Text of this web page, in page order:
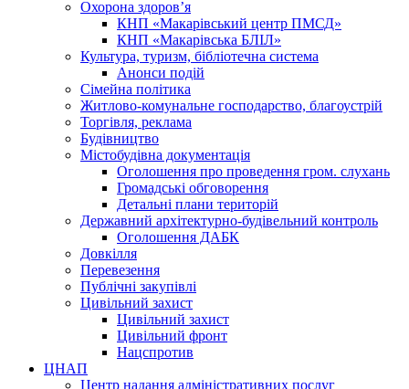
Охорона здоров’я
КНП «Макарівський центр ПМСД»
КНП «Макарівська БЛІЛ»
Культура, туризм, бібліотечна система
Анонси подій
Сімейна політика
Житлово-комунальне господарство, благоустрій
Торгівля, реклама
Будівництво
Містобудівна документація
Оголошення про проведення гром. слухань
Громадські обговорення
Детальні плани територій
Державний архітектурно-будівельний контроль
Оголошення ДАБК
Довкілля
Перевезення
Публічні закупівлі
Цивільний захист
Цивільний захист
Цивільний фронт
Нацспротив
ЦНАП
Центр надання адміністративних послуг